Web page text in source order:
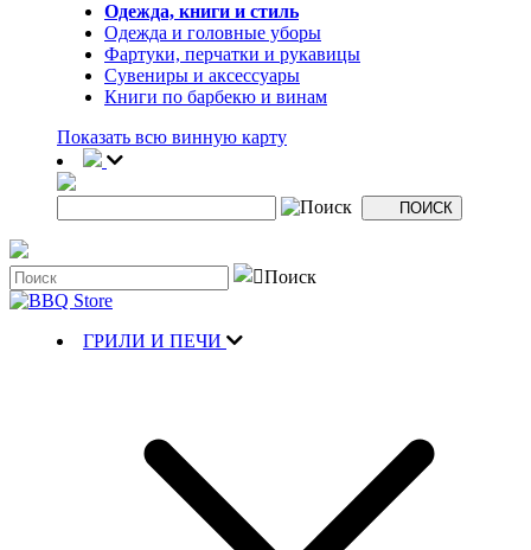
Одежда, книги и стиль
Одежда и головные уборы
Фартуки, перчатки и рукавицы
Сувениры и аксессуары
Книги по барбекю и винам
Показать всю винную карту
ГРИЛИ И ПЕЧИ